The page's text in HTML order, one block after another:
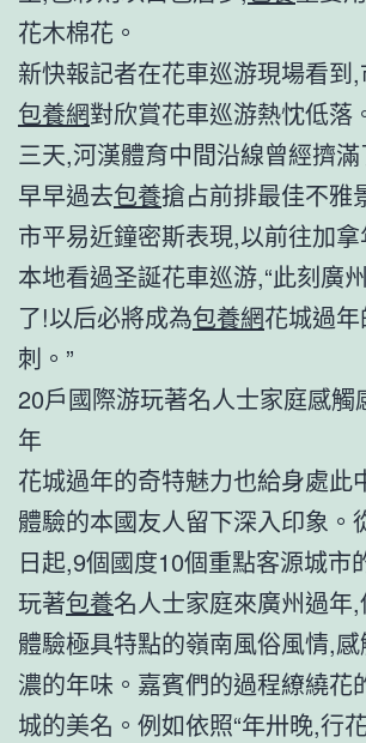
花木棉花。
新快報記者在花車巡游現場看到
包養網對欣賞花車巡游熱忱低落
三天,河漢體育中間沿線曾經擠
早早過去包養搶占前排最佳不雅
市平易近鐘密斯表現,以前往加
本地看過圣誕花車巡游,“此刻廣
了!以后必將成為包養網花城過
刺。”
20戶國際游玩著名人士家庭感觸
年
花城過年的奇特魅力也給身處此
體驗的本國友人留下深入印象。
日起,9個國度10個重點客源城市
玩著包養名人士家庭來廣州過年
體驗極具特點的嶺南風俗風情,
濃的年味。嘉賓們的過程繚繞花
城的美名。例如依照“年卅晚,行